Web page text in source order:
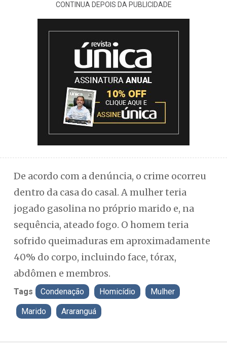
CONTINUA DEPOIS DA PUBLICIDADE
De acordo com a denúncia, o crime ocorreu
dentro da casa do casal. A mulher teria
jogado gasolina no próprio marido e, na
sequência, ateado fogo. O homem teria
sofrido queimaduras em aproximadamente
40% do corpo, incluindo face, tórax,
abdômen e membros.
Tags Condenação Homicídio Mulher
Marido Araranguá